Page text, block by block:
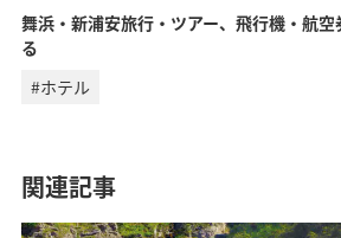
舞浜・新浦安旅行・ツアー、飛行機・航
る
#ホテル
関連記事